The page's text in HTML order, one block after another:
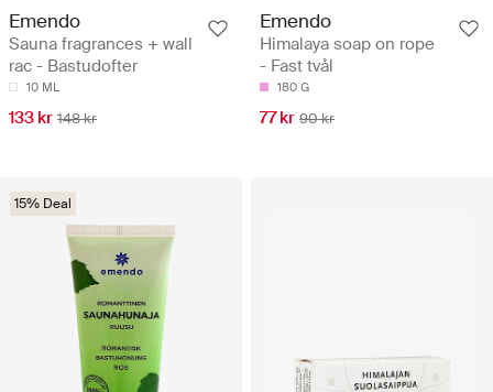
Emendo
Sauna fragrances + wall
rac - Bastudofter
10 ML
133 kr 148 kr
Emendo
Himalaya soap on rope
- Fast tvål
180 G
77 kr 90 kr
15% Deal